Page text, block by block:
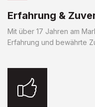
Erfahrung &
Mit über 17 Jahren am
Erfahrung und bewährte